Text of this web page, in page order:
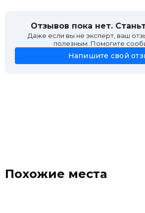
Отзывов пока нет.
Даже если вы не эксперт, ваш
полезным. Помогите
Напишите свой
Похожие места